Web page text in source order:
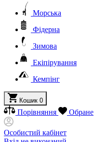
Морська
Фідерна
Зимова
Екіпірування
Кемпінг
Кошик 0
Порівняння Обране
Особистий кабінет